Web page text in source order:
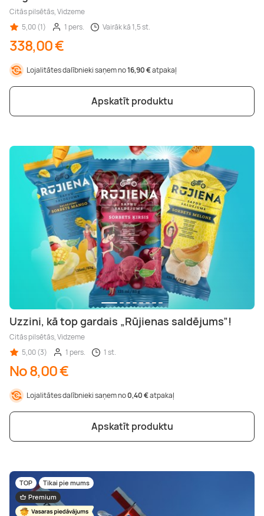
Citās pilsētās, Vidzeme
5,00 (1)
1 pers. Vairāk kā 1,5 st.
338,00 €
Lojalitātes dalībnieki saņem no16,90 €atpakaļ
Apskatīt produktu
Uzzini, kā top gardais „Rūjienas saldējums”!
Citās pilsētās, Vidzeme
5,00 (3)
1 pers. 1 st.
No 8,00 €
Lojalitātes dalībnieki saņem no0,40 €atpakaļ
Apskatīt produktu
TOP
Tikai pie mums
Premium